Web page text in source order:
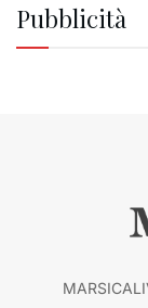
Pubblicità